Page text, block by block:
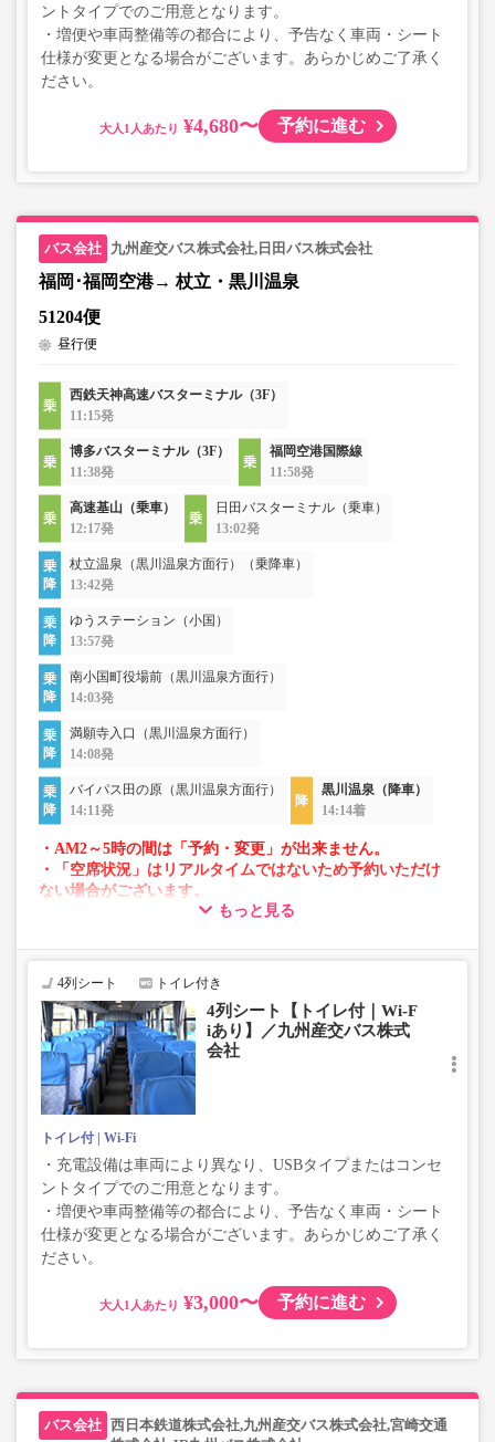
ントタイプでのご用意となります。
・増便や車両整備等の都合により、予告なく車両・シート
仕様が変更となる場合がございます。あらかじめご了承く
ださい。
大人 ¥4,680〜 予約に進む
九州産交バス株式会社,日田バス株式会社
福岡･福岡空港→ 杖立・黒川温泉
51204便
昼行便
西鉄天神高速バスターミナル（3F）
11:15発
博多バスターミナル（3F）
11:38発
福岡空港国際線
11:58発
高速基山（乗車）
12:17発
日田バスターミナル（乗車）
13:02発
杖立温泉（黒川温泉方面行）（乗降車）
13:42発
ゆうステーション（小国）
13:57発
南小国町役場前（黒川温泉方面行）
14:03発
満願寺入口（黒川温泉方面行）
14:08発
バイパス田の原（黒川温泉方面行）
14:11発
黒川温泉（降車）
14:14着
・AM2～5時の間は「予約・変更」が出来ません。
・「空席状況」はリアルタイムではないため予約いただけ
ない場合がございます。
・車両は予告なく変更となる場合がございます。これに伴
で、あらかじめご了承ください。
もっと見る
4列シート トイレ付き
4列シート【トイレ付｜Wi-F
iあり】／九州産交バス株式
会社
トイレ付 Wi-Fi
・充電設備は車両により異なり、USBタイプまたはコンセ
ントタイプでのご用意となります。
・増便や車両整備等の都合により、予告なく車両・シート
仕様が変更となる場合がございます。あらかじめご了承く
ださい。
大人 ¥3,000〜 予約に進む
西日本鉄道株式会社,九州産交バス株式会社,宮崎交通